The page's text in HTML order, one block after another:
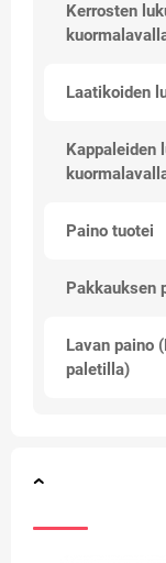
Kerrosten
Laatikoiden
Kappaleiden
Paino tuotei
Pakkauksen
Lavan paino
paletilla)